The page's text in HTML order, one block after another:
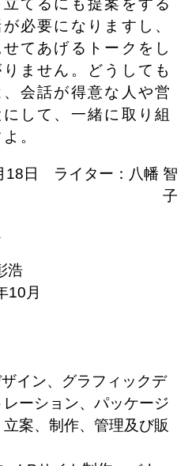
てるにも提案をする
必要になりますし、
てあげるトークをし
ません。どうしても
会話が得意な人や営
して、一緒に取り組
。
18日 ライター：八幡 智
子
浩
10月
イン、グラフィックデ
ーション、パッケージ
案、制作、管理及び販